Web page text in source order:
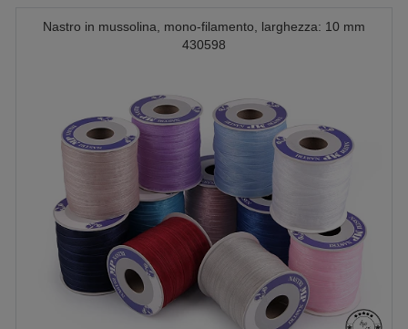
Nastro in mussolina, mono-filamento, larghezza: 10 mm
430598